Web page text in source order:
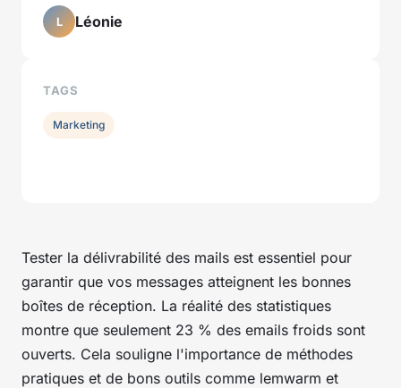
Tester la délivrabilité des mails est essentiel pour
garantir que vos messages atteignent les bonnes
boîtes de réception. La réalité des statistiques
montre que seulement 23 % des emails froids sont
ouverts. Cela souligne l'importance de méthodes
pratiques et de bons outils comme lemwarm et
L Léonie
TAGS
Marketing